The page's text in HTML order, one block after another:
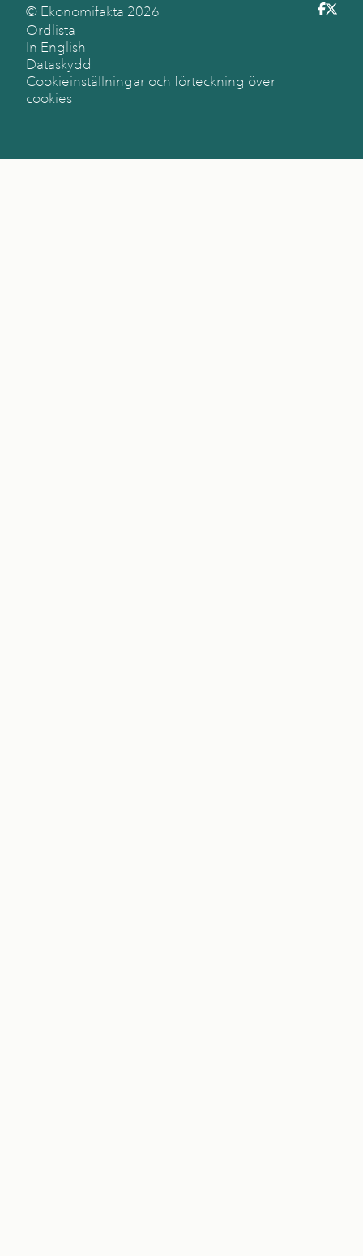
© Ekonomifakta 2026
Ordlista
In English
Dataskydd
Cookieinställningar och förteckning över
cookies